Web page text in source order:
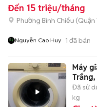
Đến 15 triệu/tháng
Phường Bình Chiểu
Nguyễn Cao Huy 1 đã bán
Máy
Đã sử
kg